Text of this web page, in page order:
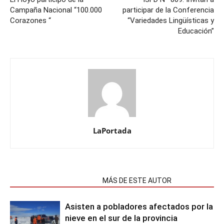
Campaña Nacional “100.000
Corazones “
participar de la Conferencia
“Variedades Lingüísticas y
Educación”
LaPortada
MÁS DE ESTE AUTOR
Asisten a pobladores afectados por la
nieve en el sur de la provincia